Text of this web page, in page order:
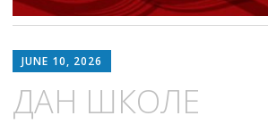
to
JUNE 10, 2026
ДАН ШКОЛЕ